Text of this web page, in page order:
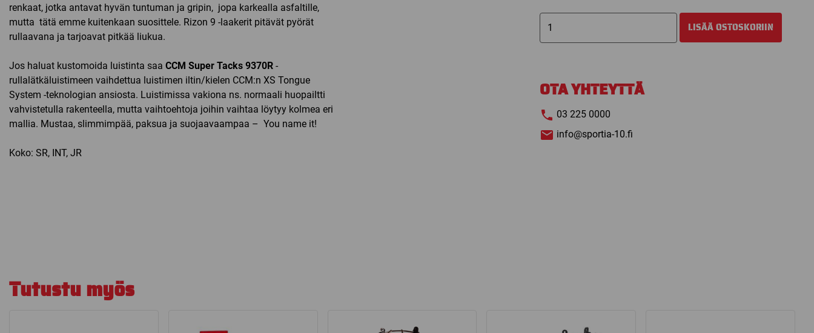
renkaat, jotka antavat hyvän tuntuman ja gripin, jopa karkealla asfaltille,
mutta tätä emme kuitenkaan suosittele. Rizon 9 -laakerit pitävät pyörät
rullaavana ja tarjoavat pitkää liukua.
Jos haluat kustomoida luistinta saa CCM Super Tacks 9370R -
rullalätkäluistimeen vaihdettua luistimen iltin/kielen CCM:n XS Tongue
System -teknologian ansiosta. Luistimissa vakiona ns. normaali huopailtti
vahvistetulla rakenteella, mutta vaihtoehtoja joihin vaihtaa löytyy kolmea eri
mallia. Mustaa, slimmimpää, paksua ja suojaavaampaa – You name it!
Koko: SR, INT, JR
SUPER
määrä
LISÄÄ OSTOSKORIIN
OTA YHTEYTTÄ
03 225 0000
info@sportia-10.fi
Tutustu myös